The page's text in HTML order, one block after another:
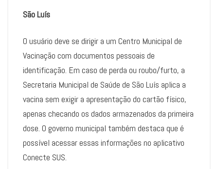
São Luís
O usuário deve se dirigir a um Centro Municipal de
Vacinação com documentos pessoais de
identificação. Em caso de perda ou roubo/furto, a
Secretaria Municipal de Saúde de São Luís aplica a
vacina sem exigir a apresentação do cartão físico,
apenas checando os dados armazenados da primeira
dose. O governo municipal também destaca que é
possível acessar essas informações no aplicativo
Conecte SUS.